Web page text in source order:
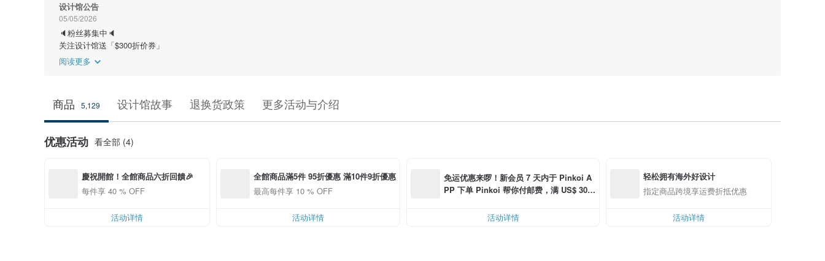
设计馆公告
05/05/2026
🔈粉丝募集中🔈
关注设计馆送「$300折价券」
阅读更多
商品 5,129 设计馆故事 退换货政策 更多活动与介绍
优惠活动 看全部 (4)
慶祝開館！全館商品六折回饋🎉
每件享 40 % OFF
活动详情
全館商品滿5件 95折優惠 滿10件9折優惠
最高每件享 10 % OFF
活动详情
免运优惠来啰！新会员 7 天内于 Pinkoi A
PP 下单 Pinkoi 帮你付邮费，满 US$ 30.0
活动详情
轻松拥有海外好设计
指定商品跨境享运费折抵优惠
活动详情